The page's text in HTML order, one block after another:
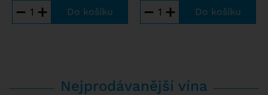
− + − +
Nejprodávanější vína